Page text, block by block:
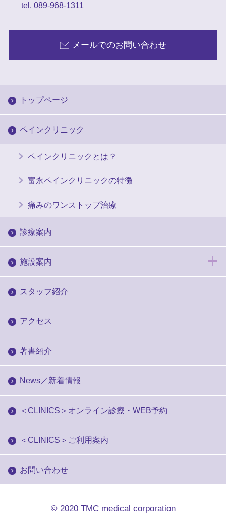
tel. 089-968-1311
メールでのお問い合わせ
トップページ
ペインクリニック
ペインクリニックとは？
富永ペインクリニックの特徴
痛みのワンストップ治療
診療案内
施設案内
スタッフ紹介
アクセス
著書紹介
News／新着情報
＜CLINICS＞オンライン診療・WEB予約
＜CLINICS＞ご利用案内
お問い合わせ
© 2020 TMC medical corporation